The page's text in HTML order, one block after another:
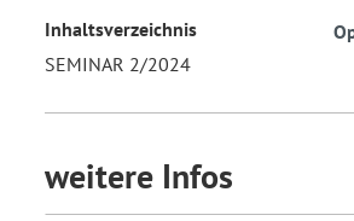
Inhaltsverzeichnis
SEMINAR 2/2024
weitere Infos